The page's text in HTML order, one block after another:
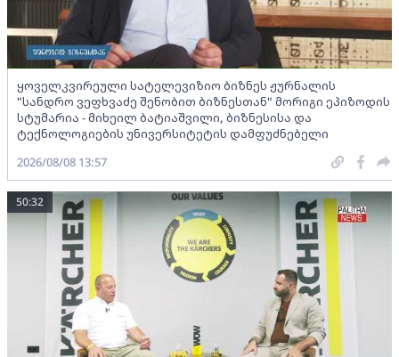
ყოველკვირეული სატელევიზიო ბიზნეს ჟურნალის
"სანდრო ვეფხვაძე შენობით ბიზნესთან" მორიგი ეპიზოდის
სტუმარია - მიხეილ ბატიაშვილი, ბიზნესისა და
ტექნოლოგიების უნივერსიტეტის დამფუძნებელი
2026/08/08 13:57
50:32